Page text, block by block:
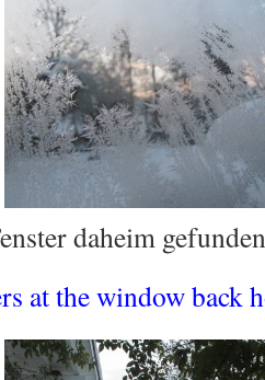
daheim
at the window back